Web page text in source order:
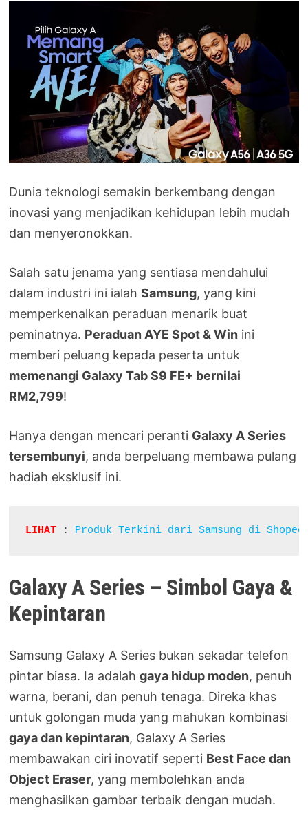
Dunia teknologi semakin berkembang dengan
inovasi yang menjadikan kehidupan lebih mudah
dan menyeronokkan.
Salah satu jenama yang sentiasa mendahului
dalam industri ini ialahSamsung, yang kini
memperkenalkan peraduan menarik buat
peminatnya. Peraduan AYE Spot & Win ini
memberi peluang kepada peserta untuk
memenangi Galaxy Tab S9 FE+ bernilai
RM2,799!
Hanya dengan mencari peranti Galaxy A Series
tersembunyi, anda berpeluang membawa pulang
hadiah eksklusif ini.
LIHAT : Produk Terkini dari Samsung di Shopee
Galaxy A Series – Simbol Gaya &
Kepintaran
Samsung Galaxy A Series bukan sekadar telefon
pintar biasa. Ia adalahgaya hidup moden, penuh
warna, berani, dan penuh tenaga. Direka khas
untuk golongan muda yang mahukan kombinasi
gaya dan kepintaran, Galaxy A Series
membawakan ciri inovatif seperti Best Face dan
Object Eraser, yang membolehkan anda
menghasilkan gambar terbaik dengan mudah.